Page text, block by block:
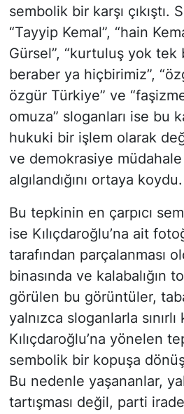
sembolik bir karşı çıkıştı.
“Tayyip Kemal”, “hain
Gürsel”, “kurtuluş yok tek
beraber ya hiçbirimiz”,
özgür Türkiye” ve
omuza” sloganları ise bu
hukuki bir işlem olarak
ve demokrasiye
algılandığını ortaya koydu.
Bu tepkinin en çarpıcı
ise Kılıçdaroğlu’na ait
tarafından parçalanması
binasında ve kalabalığın
görülen bu görüntüler,
yalnızca sloganlarla sınırlı
Kılıçdaroğlu’na yönelen
sembolik bir kopuşa
Bu nedenle yaşananlar,
tartışması değil, parti